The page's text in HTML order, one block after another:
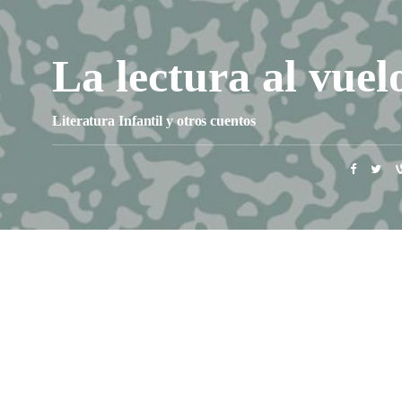
La lectura al
Literatura Infantil y otros cuentos